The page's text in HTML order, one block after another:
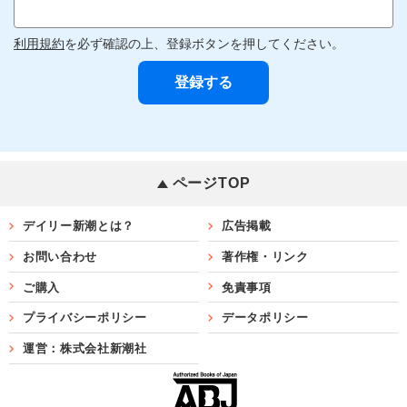
利用規約を必ず確認の上、登録ボタンを押してください。
ページTOP
デイリー新潮とは？ 広告掲載
お問い合わせ 著作権・リンク
ご購入 免責事項
プライバシーポリシー データポリシー
運営：株式会社新潮社